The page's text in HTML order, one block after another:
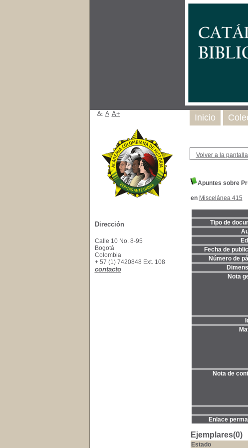
Volver a la
Apuntes sobre
en Miscelánea 415
Tipo de
Fecha de
Número de
Nota
Nota de
Enlace
Ejemplares(0)
Estado
Inicio
A- A A+
Dirección
Calle 10 No. 8-95
Bogotá
Colombia
+ 57 (1) 7420848 Ext. 108
contacto